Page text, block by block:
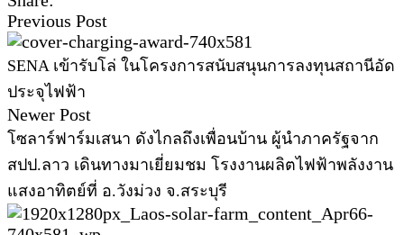
Previous Post
SENA เข้ารับโล่ ในโครงการสนับสนุนการลงทุนสถานีอัด
ประจุไฟฟ้า
Newer Post
โซลาร์ฟาร์มเสนา ดังไกลถึงเพื่อนบ้าน ผู้นำภาครัฐจาก
สปป.ลาว เดินทางมาเยี่ยมชม โรงงานผลิตไฟฟ้าพลังงาน
แสงอาทิตย์ที่ อ.วังม่วง จ.สระบุรี